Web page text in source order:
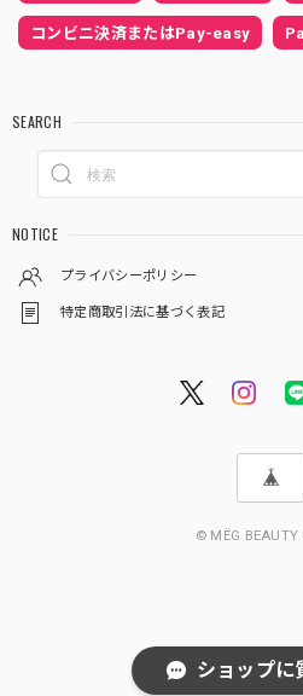
コンビニ決済またはPay-easy
SEARCH
NOTICE
プライバシーポリシー
特定商取引法に基づく表記
© MËG BEAUTY
ショップに